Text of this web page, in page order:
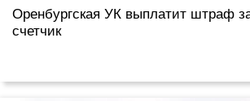
Оренбургская УК выплатит штраф
счетчик